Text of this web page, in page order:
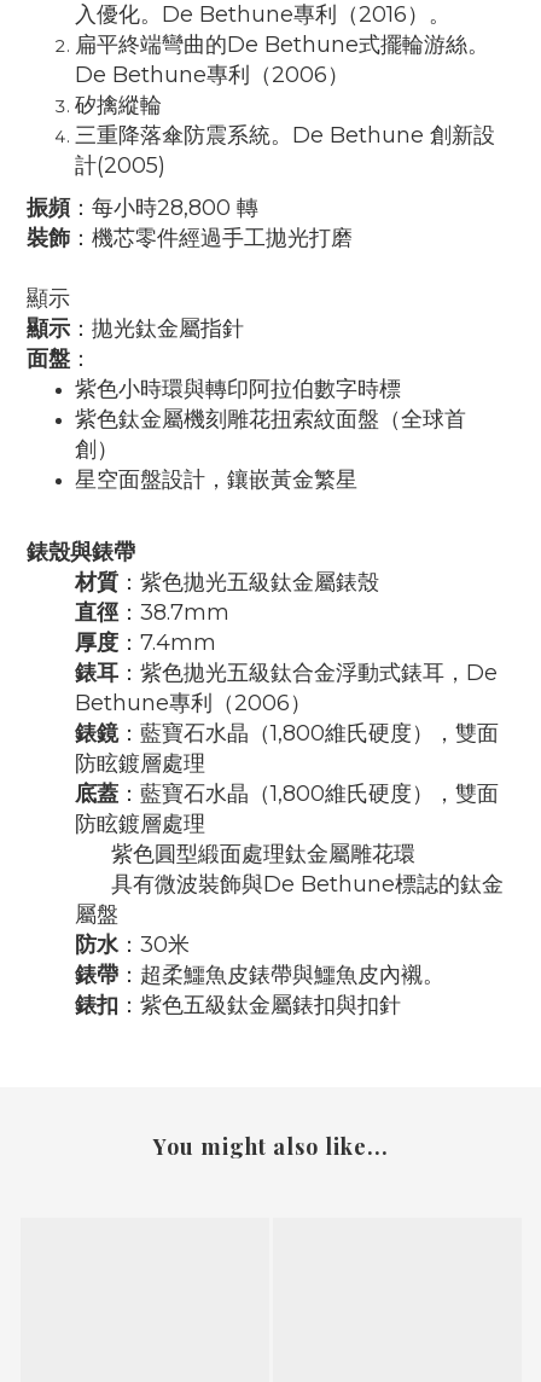
入優化。De Bethune專利（2016）。
扁平終端彎曲的De Bethune式擺輪游絲。
De Bethune專利（2006）
矽擒縱輪
三重降落傘防震系統。De Bethune 創新設
計(2005)
振頻：每小時28,800 轉
裝飾 ：機芯零件經過手工拋光打磨
顯示
顯示 ：拋光鈦金屬指針
面盤 ：
紫色小時環與轉印阿拉伯數字時標
紫色鈦金屬機刻雕花扭索紋面盤（全球首
創）
星空面盤設計，鑲嵌黃金繁星
錶殼與錶帶
材質 ：紫色拋光五級鈦金屬錶殼
直徑 ：38.7mm
厚度 ：7.4mm
錶耳 ：紫色拋光五級鈦合金浮動式錶耳，De
Bethune專利（2006）
錶鏡：藍寶石水晶（1,800維氏硬度），雙面
防眩鍍層處理
底蓋 ：藍寶石水晶（1,800維氏硬度），雙面
防眩鍍層處理
紫色圓型緞面處理鈦金屬雕花環
具有微波裝飾與De Bethune標誌的鈦金
屬盤
防水 ：30米
錶帶 ：超柔鱷魚皮錶帶與鱷魚皮內襯。
錶扣 ：紫色五級鈦金屬錶扣與扣針
You might also like...